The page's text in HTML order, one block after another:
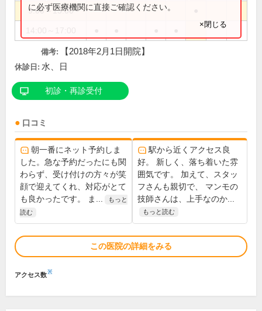
9:00～13:00
に必ず医療機関に直接ご確認ください。
×閉じる
備考: 【2018年2月1日開院】
休診日: 水、日
初診・再診受付
口コミ
朝一番にネット予約しま
した。急な予約だったにも関
わらず、受け付けの方々が笑
顔で迎えてくれ、対応がとて
も良かったです。 ま...
もっと
読む
駅から近くアクセス良
好。 新しく、落ち着いた雰
囲気です。 加えて、スタッ
フさんも親切で、 マンモの
技師さんは、上手なのか...
もっと読む
この医院の詳細をみる
アクセス数※